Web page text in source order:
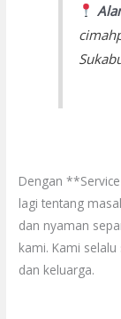
Dengan
lagi tentang
dan nyaman
kami. Kami
dan keluarga.